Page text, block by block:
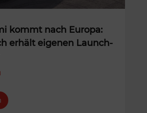
kommt nach Europa:
erhält eigenen Launch-